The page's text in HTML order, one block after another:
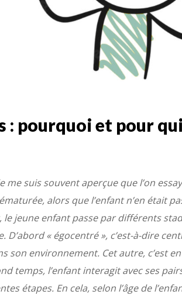
: pourquoi et pour
suis souvent aperçue que l’on
alors que l’enfant n’en était
jeune enfant passe par différents
« égocentré », c’est-à-dire
son environnement. Cet autre, c’est
temps, l’enfant interagit avec ses
étapes. En cela, selon l’âge de